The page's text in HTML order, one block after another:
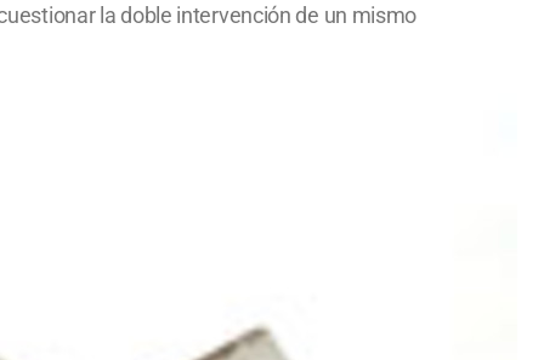
la doble intervención de un mismo